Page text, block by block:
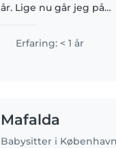
år. Lige nu går jeg på
færdiggjort STX. Jeg er
med at skulle passe
hele min barndom, og
Erfaring: < 1 år
Mafalda
Babysitter i København